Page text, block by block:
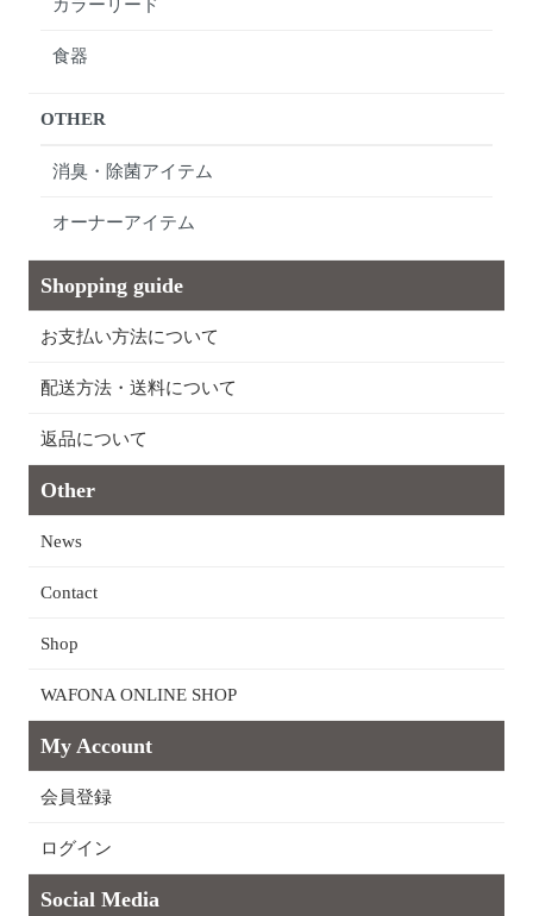
カラーリード
食器
OTHER
消臭・除菌アイテム
オーナーアイテム
Shopping guide
お支払い方法について
配送方法・送料について
返品について
Other
News
Contact
Shop
WAFONA ONLINE SHOP
My Account
会員登録
ログイン
Social Media